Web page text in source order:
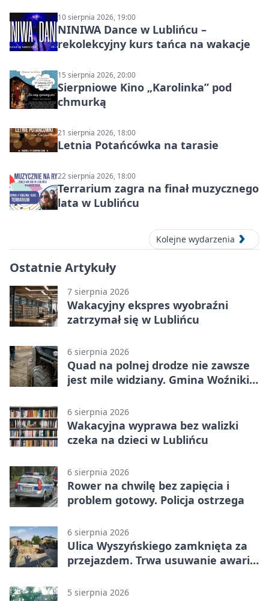
10 sierpnia 2026, 19:00
NINIWA Dance w Lublińcu –
rekolekcyjny kurs tańca na wakacje
15 sierpnia 2026, 20:00
Sierpniowe Kino „Karolinka” pod
chmurką
21 sierpnia 2026, 18:00
Letnia Potańcówka na tarasie
22 sierpnia 2026, 18:00
Terrarium zagra na finał muzycznego
lata w Lublińcu
Kolejne wydarzenia
Ostatnie Artykuły
7 sierpnia 2026
Wakacyjny ekspres wyobraźni
zatrzymał się w Lublińcu
6 sierpnia 2026
Quad na polnej drodze nie zawsze
jest mile widziany. Gmina Woźniki
6 sierpnia 2026
Wakacyjna wyprawa bez walizki
czeka na dzieci w Lublińcu
6 sierpnia 2026
Rower na chwilę bez zapięcia i
problem gotowy. Policja ostrzega
6 sierpnia 2026
Ulica Wyszyńskiego zamknięta za
przejazdem. Trwa usuwanie awarii
5 sierpnia 2026